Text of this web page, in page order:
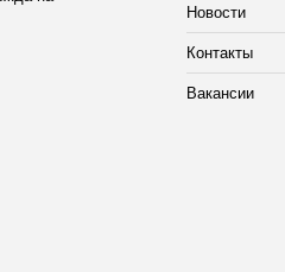
Новости
Контакты
Вакансии